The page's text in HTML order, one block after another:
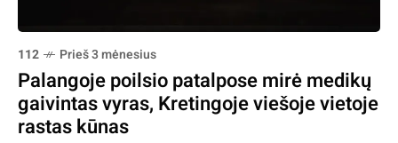
112 Prieš 3 mėnesius
Palangoje poilsio patalpose mirė medikų
gaivintas vyras, Kretingoje viešoje vietoje
rastas kūnas